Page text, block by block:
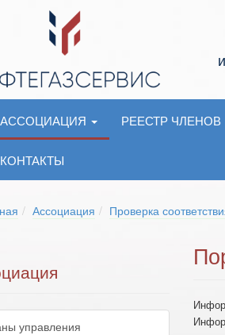
АССОЦИАЦИЯ РЕЕСТР ЧЛЕНОВ
КОНТАКТЫ
Ассоциация Проверка
управления